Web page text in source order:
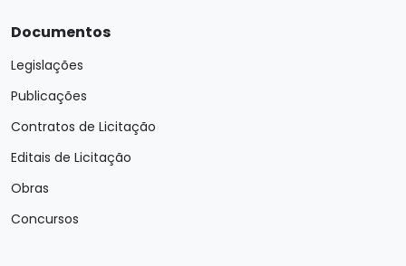
Documentos
Legislações
Publicações
Contratos de Licitação
Editais de Licitação
Obras
Concursos